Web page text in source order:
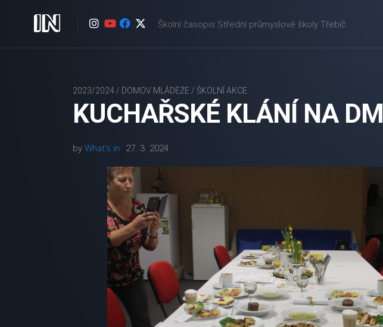
Školní časopis Střední průmyslové školy Třebíč
2023/2024 / DOMOV MLÁDEŽE / ŠKOLNÍ AKCE
KUCHAŘSKÉ KLÁNÍ NA DM
by What's in 27. 3. 2024